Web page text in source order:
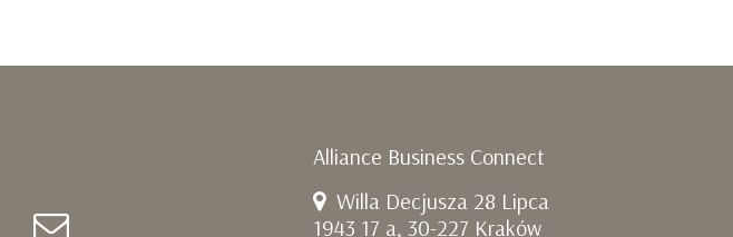
Alliance Business Connect
Willa Decjusza 28 Lipca
1943 17 a, 30-227 Kraków